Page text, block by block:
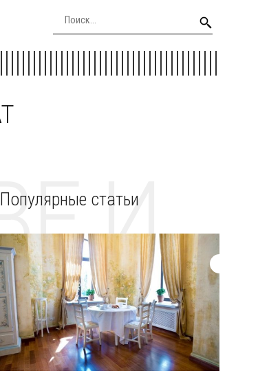
И
Популярные статьи